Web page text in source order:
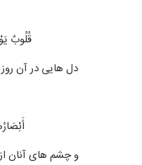
قُلُوبٌ
دل هایی در آن
و چشم های آنان